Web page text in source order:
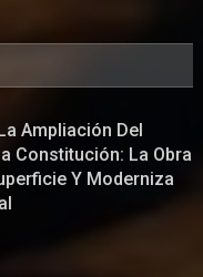
Ampliación Del
Constitución: La Obra
Y Moderniza